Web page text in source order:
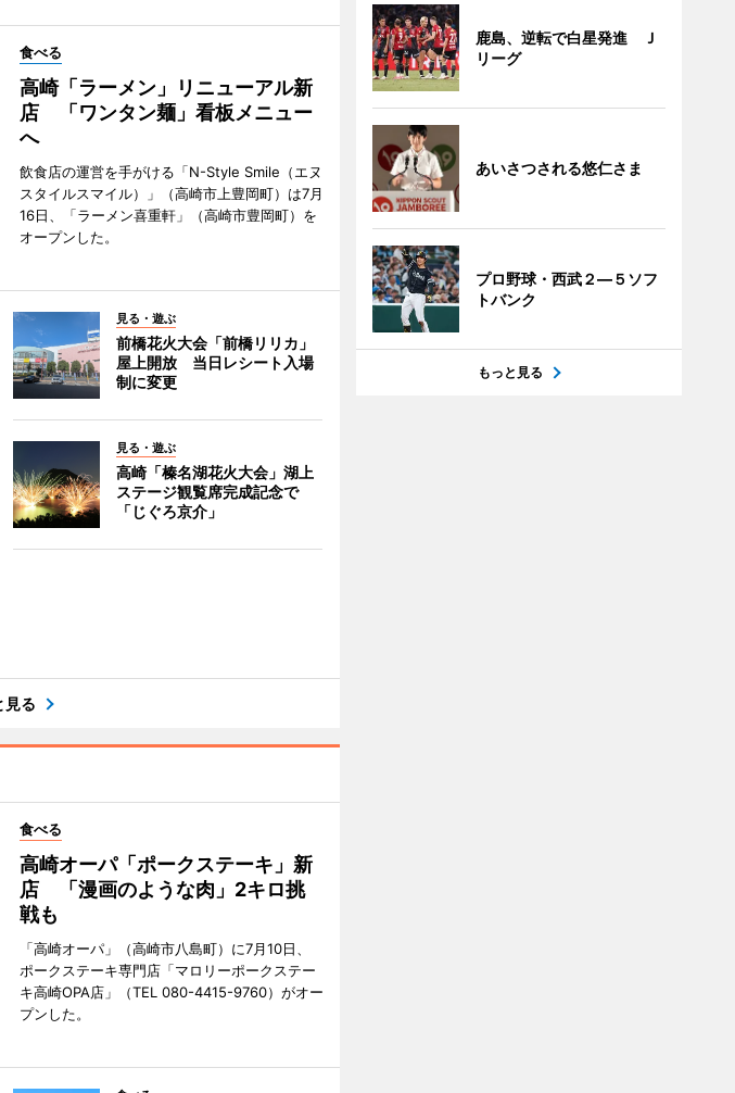
食べる
高崎「ラーメン」リニューアル新
店 「ワンタン麺」看板メニュー
へ
飲食店の運営を手がける「N-Style Smile（エヌ
スタイルスマイル）」（高崎市上豊岡町）は7月
16日、「ラーメン喜重軒」（高崎市豊岡町）を
オープンした。
見る・遊ぶ
前橋花火大会「前橋リリカ」
屋上開放 当日レシート入場
制に変更
見る・遊ぶ
高崎「榛名湖花火大会」湖上
ステージ観覧席完成記念で
「じぐろ京介」
見る
食べる
高崎オーパ「ポークステーキ」新
店 「漫画のような肉」2キロ挑
戦も
「高崎オーパ」（高崎市八島町）に7月10日、
ポークステーキ専門店「マロリーポークステー
キ高崎OPA店」（TEL 080-4415-9760）がオー
プンした。
鹿島、逆転で白星発進 Ｊ
リーグ
あいさつされる悠仁さま
プロ野球・西武２―５ソフ
トバンク
もっと見る